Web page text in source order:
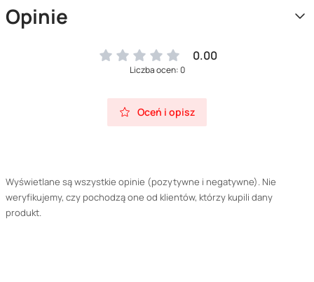
Opinie
0.00
Liczba ocen: 0
Oceń i opisz
Wyświetlane są wszystkie opinie (pozytywne i negatywne). Nie
weryfikujemy, czy pochodzą one od klientów, którzy kupili dany
produkt.